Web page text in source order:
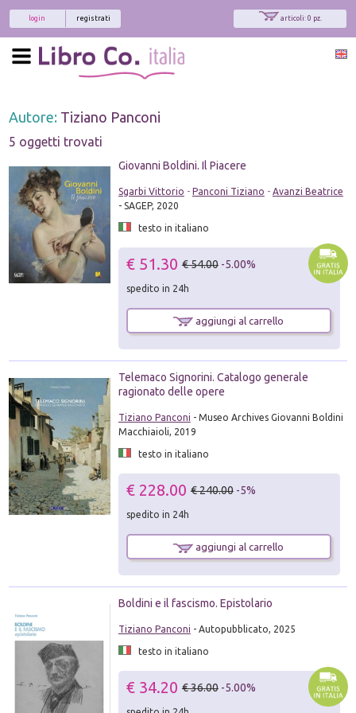
articoli: 0 pz.
registrati
login
Autore: Tiziano Panconi
5 oggetti trovati
Giovanni Boldini. Il Piacere
Sgarbi Vittorio - Panconi Tiziano - Avanzi Beatrice
- SAGEP, 2020
testo in italiano
€ 51.30 € 54.00 -5.00%
spedito in 24h
aggiungi al carrello
Telemaco Signorini. Catalogo generale
ragionato delle opere
Tiziano Panconi - Museo Archives Giovanni Boldini
Macchiaioli, 2019
testo in italiano
€ 228.00 € 240.00 -5%
spedito in 24h
aggiungi al carrello
Boldini e il fascismo. Epistolario
Tiziano Panconi - Autopubblicato, 2025
testo in italiano
€ 34.20 € 36.00 -5.00%